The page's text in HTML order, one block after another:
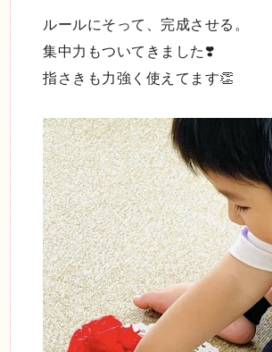
ルールにそって、完成させる。
集中力もついてきました❣️
指さきも力強く使えてます👏